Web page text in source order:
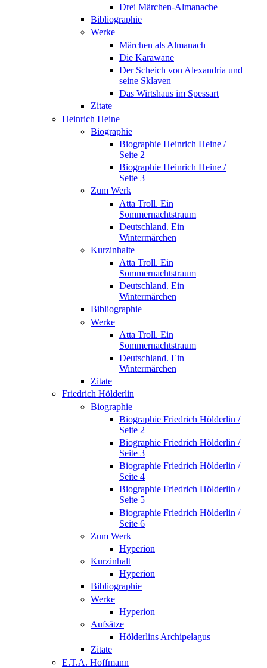
Drei Märchen-Almanache
Bibliographie
Werke
Märchen als Almanach
Die Karawane
Der Scheich von Alexandria und
seine Sklaven
Das Wirtshaus im Spessart
Zitate
Heinrich Heine
Biographie
Biographie Heinrich Heine /
Seite 2
Biographie Heinrich Heine /
Seite 3
Zum Werk
Atta Troll. Ein
Sommernachtstraum
Deutschland. Ein
Wintermärchen
Kurzinhalte
Atta Troll. Ein
Sommernachtstraum
Deutschland. Ein
Wintermärchen
Bibliographie
Werke
Atta Troll. Ein
Sommernachtstraum
Deutschland. Ein
Wintermärchen
Zitate
Friedrich Hölderlin
Biographie
Biographie Friedrich Hölderlin /
Seite 2
Biographie Friedrich Hölderlin /
Seite 3
Biographie Friedrich Hölderlin /
Seite 4
Biographie Friedrich Hölderlin /
Seite 5
Biographie Friedrich Hölderlin /
Seite 6
Zum Werk
Hyperion
Kurzinhalt
Hyperion
Bibliographie
Werke
Hyperion
Aufsätze
Hölderlins Archipelagus
Zitate
E.T.A. Hoffmann